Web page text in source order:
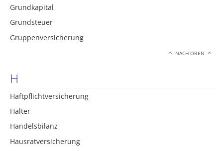
Grundkapital
Grundsteuer
Gruppenversicherung
NACH OBEN
H
Haftpflichtversicherung
Halter
Handelsbilanz
Hausratversicherung